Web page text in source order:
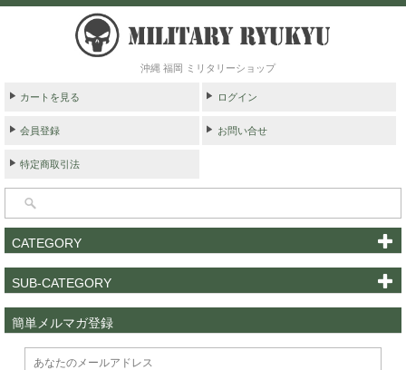
沖縄 福岡 ミリタリーショップ
カートを見る ログイン
会員登録 お問い合せ
特定商取引法
CATEGORY
SUB-CATEGORY
簡単メルマガ登録